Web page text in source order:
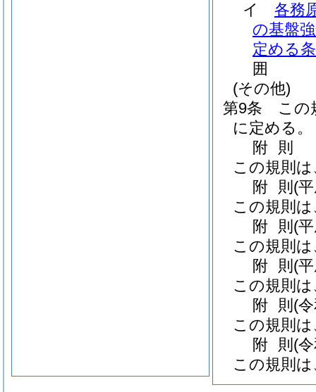
イ
各務
の基盤
定める
囲
(その他)
第9条
この
に定める。
附 則
この規則
附 則 (
この規則
附 則 (
この規則
附 則 (
この規則
附 則 (
この規則
附 則 (
この規則